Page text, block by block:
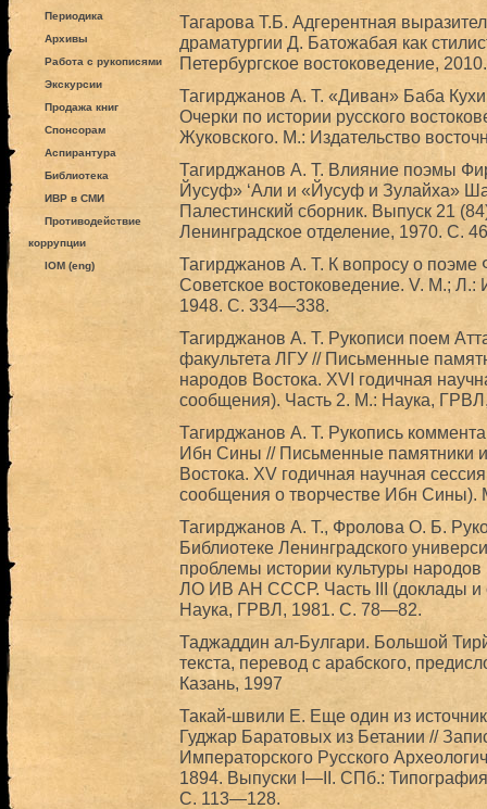
Периодика
Архивы
Работа с рукописями
Экскурсии
Продажа книг
Спонсорам
Аспирантура
Библиотека
ИВР в СМИ
Противодействие
коррупции
IOM (eng)
Тагарова Т.Б. Адгерентная
драматургии Д. Батожабая как
Петербургское востоковедение,
Тагирджанов А. Т. «Диван» Баба
Очерки по истории русского
Жуковского. М.: Издательство
Тагирджанов А. Т. Влияние поэмы
Йусуф» ‘Али и «Йусуф и Зулайха»
Палестинский сборник. Выпуск 21
Ленинградское отделение, 1970. С.
Тагирджанов A. Т. К вопросу о
Советское востоковедение. V. М.;
1948. С. 334—338.
Тагирджанов А. Т. Рукописи поем
факультета ЛГУ // Письменные
народов Востока. XVI годичная
сообщения). Часть 2. М.: Наука,
Тагирджанов А. Т. Рукопись
Ибн Сины // Письменные памятники
Востока. XV годичная научная
сообщения о творчестве Ибн
Тагирджанов А. Т., Фролова О. Б.
Библиотеке Ленинградского
проблемы истории культуры
ЛО ИВ АН СССР. Часть III (доклады и
Наука, ГРВЛ, 1981. С. 78—82.
Таджаддин ал-Булгари. Большой
текста, перевод с арабского,
Казань, 1997
Такай-швили Е. Еще один из
Гуджар Баратовых из Бетании //
Императорского Русского
1894. Выпуски I—II. СПб.:
С. 113—128.